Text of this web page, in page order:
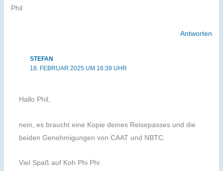
Phil
Antworten
STEFAN
18. FEBRUAR 2025 UM 16:39 UHR
Hallo Phil,
nein, es braucht eine Kopie deines Reisepasses und die
beiden Genehmigungen von CAAT und NBTC.
Viel Spaß auf Koh Phi Phi